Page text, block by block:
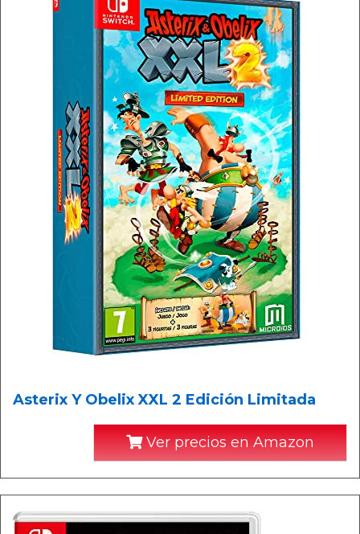
Asterix Y Obelix XXL 2 Edición Limitada
Ver precios en Amazon